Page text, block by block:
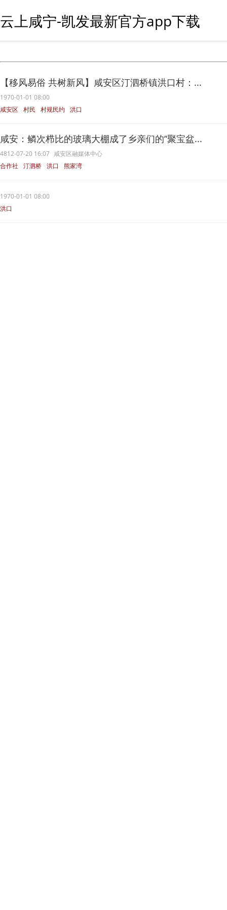
云上咸宁-凯发最新官方app下载
【移风易俗 共树新风】咸安区汀泗桥镇洪口村：...
1970-01-01 08:00
咸安区 村民 村规民约
洪口
咸安：鳞次栉比的玻璃大棚成了乡亲们的“聚宝盆...
4812-07-20 16:07 咸安区融媒体中心
合作社
汀泗桥 洪口
熊家湾
1970-01-01 08:00
洪口